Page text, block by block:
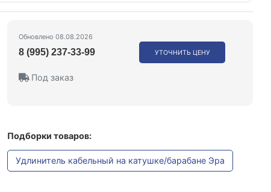
Обновлено 08.08.2026
8 (995) 237-33-99 УТОЧНИТЬ ЦЕНУ
Под заказ
Подборки товаров:
Удлинитель кабельный на катушке/барабане Эра